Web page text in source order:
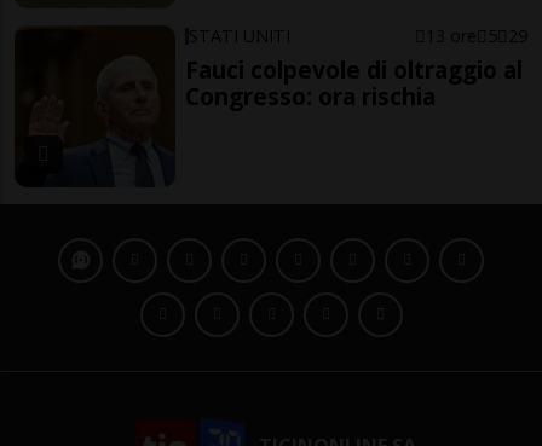
STATI UNITI 13 ore 5 29
Fauci colpevole di oltraggio al
Congresso: ora rischia